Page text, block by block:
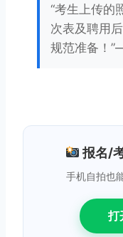
“考生上传的
次表及聘用
规范准备！
报名/
手机自拍也
打